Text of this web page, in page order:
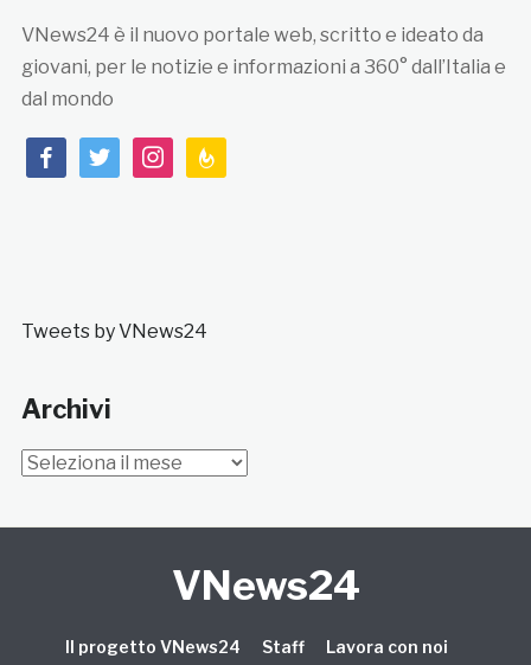
VNews24 è il nuovo portale web, scritto e ideato da
giovani, per le notizie e informazioni a 360° dall’Italia e
dal mondo
facebooktwitterinstagramfeedburner
Tweets by VNews24
Archivi
Archivi
VNews24
Il progetto VNews24 Staff Lavora con noi